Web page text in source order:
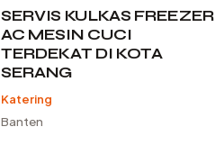
SERVIS KULKAS FREEZER
AC MESIN CUCI
TERDEKAT DI KOTA
SERANG
Katering
Banten